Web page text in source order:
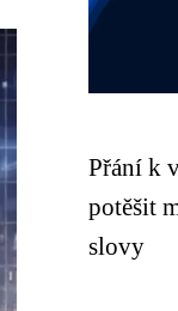
Přání k
potěšit
slovy